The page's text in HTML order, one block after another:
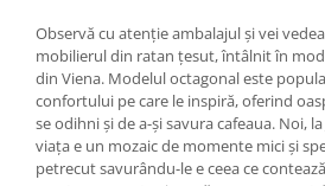
Observă cu atenție ambalajul și vei
mobilierul din ratan țesut, întâlnit în
din Viena. Modelul octagonal este
confortului pe care le inspiră, oferind
se odihni și de a-și savura cafeaua. Noi,
viața e un mozaic de momente mici și
petrecut savurându-le e ceea ce